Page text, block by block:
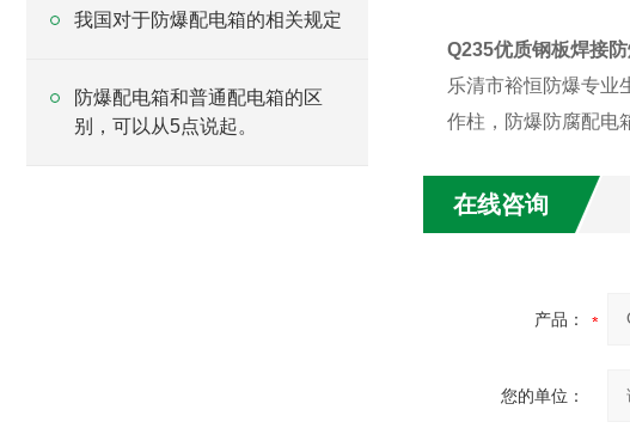
我国对于防爆配电箱的相关规定
防爆配电箱和普通配电箱的区
别，可以从5点说起。
Q235优质钢板焊接
乐清市裕恒防爆专业
作柱，防爆防腐配电
在线咨询
产品：
您的单位：